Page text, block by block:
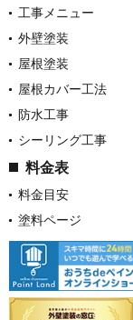
工事メニュー
外壁塗装
屋根塗装
屋根カバー工法
防水工事
シーリング工事
料金表
料金目安
塗料ページ